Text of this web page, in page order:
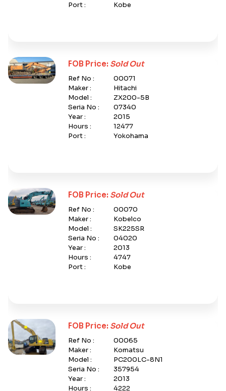
Port :
Kobe
FOB Price: Sold Out
Ref No :
00071
Maker :
Hitachi
Model :
ZX200-5B
Seria No :
07340
Year :
2015
Hours :
12477
Port :
Yokohama
FOB Price: Sold Out
Ref No :
00070
Maker :
Kobelco
Model :
SK225SR
Seria No :
04020
Year :
2013
Hours :
4747
Port :
Kobe
FOB Price: Sold Out
Ref No :
00065
Maker :
Komatsu
Model :
PC200LC-8N1
Seria No :
357954
Year :
2013
Hours :
4222